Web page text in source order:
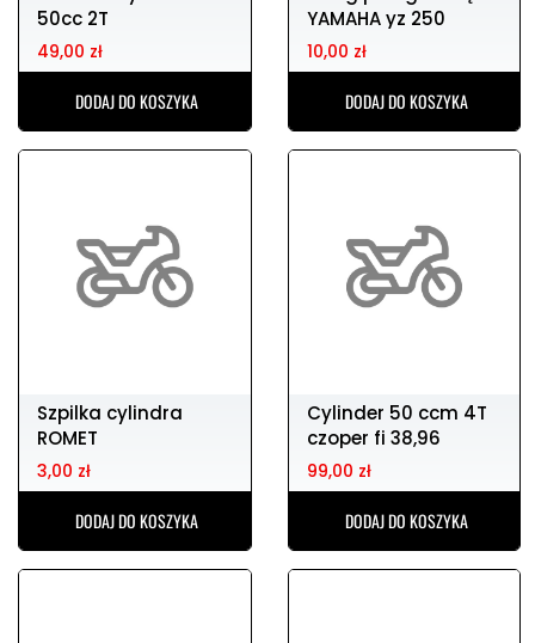
50cc 2T
49,00 zł
DODAJ DO KOSZYKA
YAMAHA yz 250
10,00 zł
DODAJ DO KOSZYKA
Szpilka cylindra
ROMET
3,00 zł
DODAJ DO KOSZYKA
Cylinder 50 ccm 4T
czoper fi 38,96
99,00 zł
DODAJ DO KOSZYKA